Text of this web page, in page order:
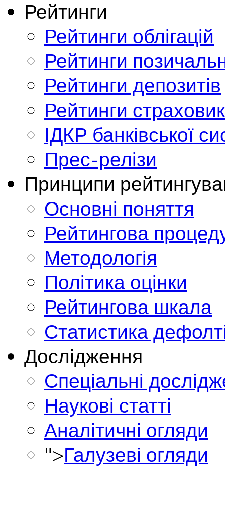
Рейтинги
Рейтинги облігацій
Рейтинги
Рейтинги депозитів
Рейтинги
ІДКР банківської
Прес-релізи
Принципи
Основні поняття
Рейтингова
Методологія
Політика оцінки
Рейтингова шкала
Статистика
Дослідження
Спеціальні
Наукові статті
Аналітичні огляди
">Галузеві огляди